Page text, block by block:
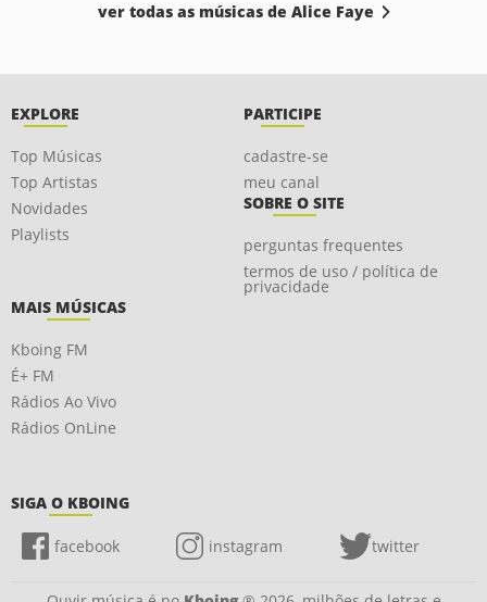
ver todas as músicas de Alice Faye
EXPLORE
Top Músicas
Top Artistas
Novidades
Playlists
PARTICIPE
cadastre-se
meu canal
SOBRE O SITE
perguntas frequentes
termos de uso / política de
privacidade
MAIS MÚSICAS
Kboing FM
É+ FM
Rádios Ao Vivo
Rádios OnLine
SIGA O KBOING
facebook instagram twitter